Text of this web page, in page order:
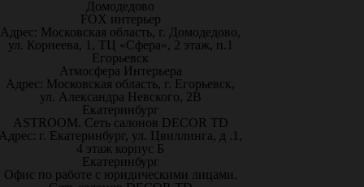
Домодедово
FOX интерьер
Адрес: Московская область, г. Домодедово,
ул. Корнеева, 1, ТЦ «Сфера», 2 этаж, п.1
Егорьевск
Атмосфера Интерьера
Адрес: Московская область, г. Егорьевск,
ул. Александра Невского, 2В
Екатеринбург
ASTROOM. Сеть салонов DECOR TD
г. Екатеринбург, ул. Цвиллинга, д .1,
4 этаж корпус Б
Екатеринбург
Офис по работе с юридическими лицами.